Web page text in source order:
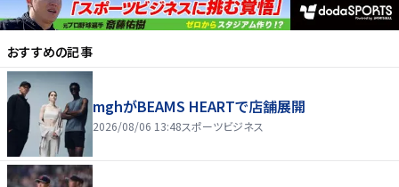
おすすめの記事
mghがBEAMS HEARTで店舗展開
2026/08/06 13:48スポーツビジネス